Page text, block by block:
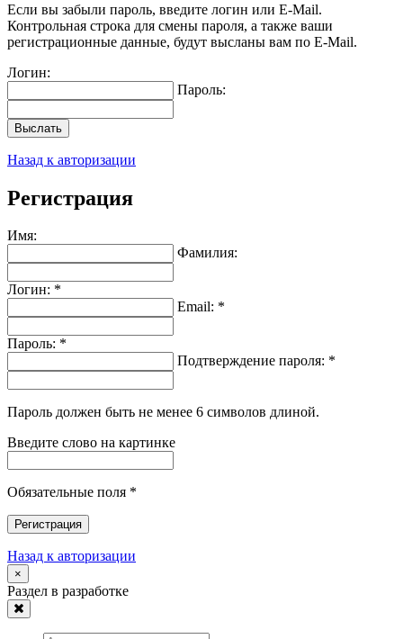
Если вы забыли пароль, введите логин или E-Mail.
Контрольная строка для смены пароля, а также ваши
регистрационные данные, будут высланы вам по E-Mail.
Логин:
Пароль:
Выслать
Назад к авторизации
Регистрация
Имя:
Фамилия:
Логин: *
Email: *
Пароль: *
Подтверждение пароля: *
Пароль должен быть не менее 6 символов длиной.
Введите слово на картинке
Обязательные поля *
Регистрация
Назад к авторизации
×
Раздел в разработке